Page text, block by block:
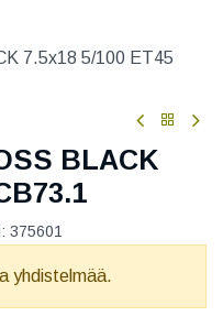
7.5x18 5/100 ET45
BLACK
375601
yhdistelmää.